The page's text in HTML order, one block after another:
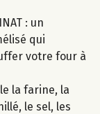
: un
qui
votre four à
la farine, la
le sel, les